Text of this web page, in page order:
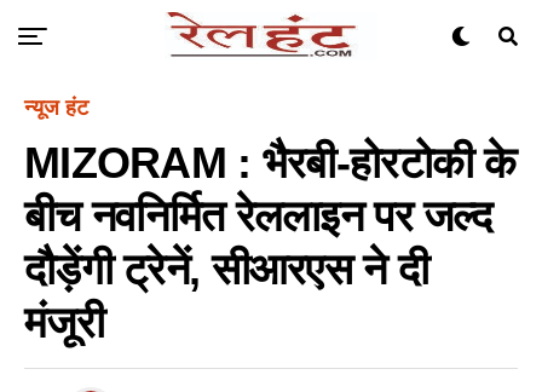
न्यूज हंट
MIZORAM : भैरबी-होरटोकी के
बीच नवनिर्मित रेललाइन पर जल्द
दौड़ेंगी ट्रेनें, सीआरएस ने दी
मंजूरी